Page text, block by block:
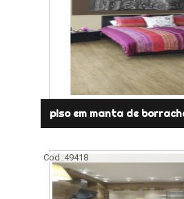
piso em manta de
Cod.:49418